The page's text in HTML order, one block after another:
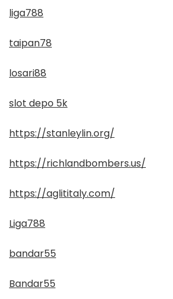
liga788
taipan78
losari88
slot depo 5k
https://stanleylin.org/
https://richlandbombers.us/
https://aglititaly.com/
Liga788
bandar55
Bandar55